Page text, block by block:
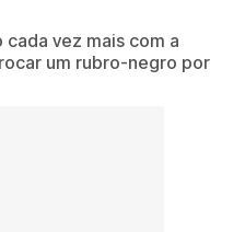
vez mais com a
um rubro-negro por